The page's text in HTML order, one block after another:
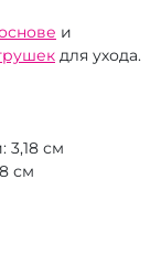
и
для ухода.
3,18 см
см